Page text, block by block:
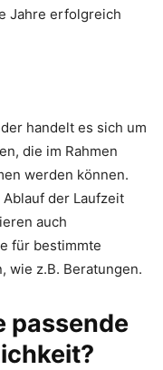
Jahre erfolgreich
handelt es sich um
die im Rahmen
werden können.
der Laufzeit
auch
für bestimmte
wie z.B. Beratungen.
passende